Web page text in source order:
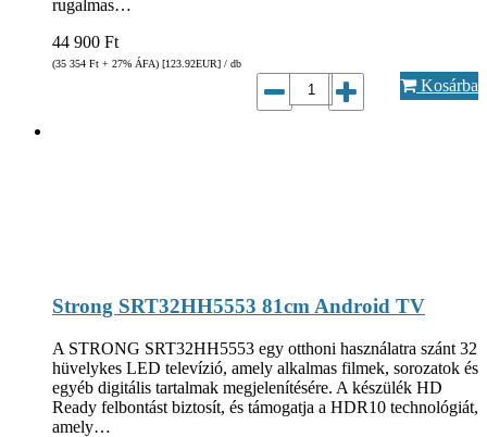
rugalmas…
44 900 Ft
(35 354 Ft + 27% ÁFA) [123.92EUR] / db
Kosárba
Strong SRT32HH5553 81cm Android TV
A STRONG SRT32HH5553 egy otthoni használatra szánt 32
hüvelykes LED televízió, amely alkalmas filmek, sorozatok és
egyéb digitális tartalmak megjelenítésére. A készülék HD
Ready felbontást biztosít, és támogatja a HDR10 technológiát,
amely…